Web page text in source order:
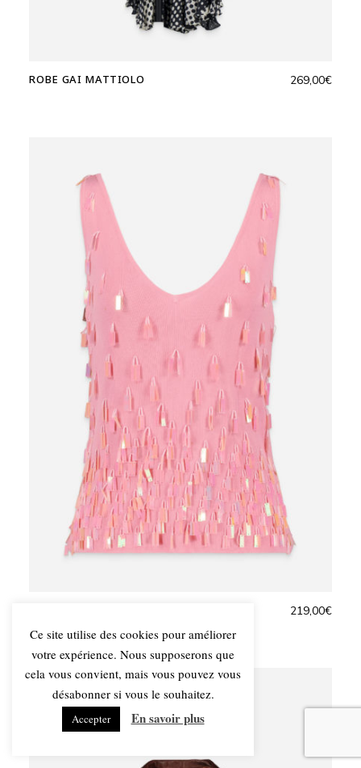
ROBE GAI MATTIOLO 269,00€
219,00€
SOLD
Ce site utilise des cookies pour améliorer
votre expérience. Nous supposerons que
cela vous convient, mais vous pouvez vous
désabonner si vous le souhaitez.
Accepter En savoir plus